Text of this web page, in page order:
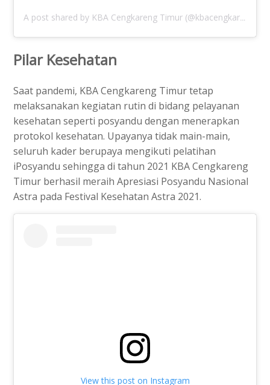
A post shared by KBA Cengkareng Timur (@kbacengkareng)
Pilar Kesehatan
Saat pandemi, KBA Cengkareng Timur tetap
melaksanakan kegiatan rutin di bidang pelayanan
kesehatan seperti posyandu dengan menerapkan
protokol kesehatan. Upayanya tidak main-main,
seluruh kader berupaya mengikuti pelatihan
iPosyandu sehingga di tahun 2021 KBA Cengkareng
Timur berhasil meraih Apresiasi Posyandu Nasional
Astra pada Festival Kesehatan Astra 2021.
View this post on Instagram